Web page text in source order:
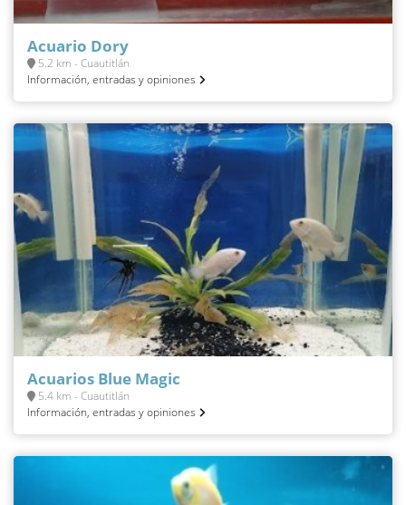
Acuario Dory
5.2 km - Cuautitlán
Información, entradas y opiniones
Acuarios Blue Magic
5.4 km - Cuautitlán
Información, entradas y opiniones